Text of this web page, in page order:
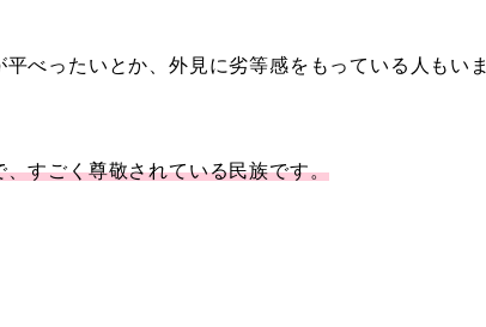
べったいとか、外見に劣等感をもっている人もいま
すごく尊敬されている民族です。